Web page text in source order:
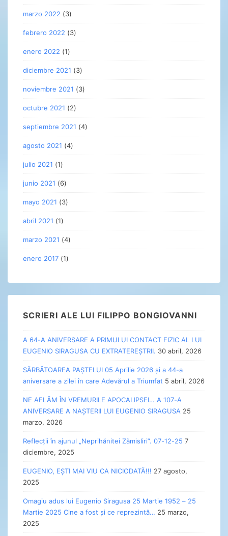
marzo 2022 (3)
febrero 2022 (3)
enero 2022 (1)
diciembre 2021 (3)
noviembre 2021 (3)
octubre 2021 (2)
septiembre 2021 (4)
agosto 2021 (4)
julio 2021 (1)
junio 2021 (6)
mayo 2021 (3)
abril 2021 (1)
marzo 2021 (4)
enero 2017 (1)
SCRIERI ALE LUI FILIPPO BONGIOVANNI
A 64-A ANIVERSARE A PRIMULUI CONTACT FIZIC AL LUI
EUGENIO SIRAGUSA CU EXTRATEREȘTRII. 30 abril, 2026
SĂRBĂTOAREA PAȘTELUI 05 Aprilie 2026 și a 44-a
aniversare a zilei în care Adevărul a Triumfat 5 abril, 2026
NE AFLĂM ÎN VREMURILE APOCALIPSEI… A 107-A
ANIVERSARE A NAȘTERII LUI EUGENIO SIRAGUSA 25
marzo, 2026
Reflecții în ajunul „Neprihănitei Zămisliri”. 07-12-25 7
diciembre, 2025
EUGENIO, EȘTI MAI VIU CA NICIODATĂ!!! 27 agosto,
2025
Omagiu adus lui Eugenio Siragusa 25 Martie 1952 – 25
Martie 2025 Cine a fost și ce reprezintă… 25 marzo,
2025